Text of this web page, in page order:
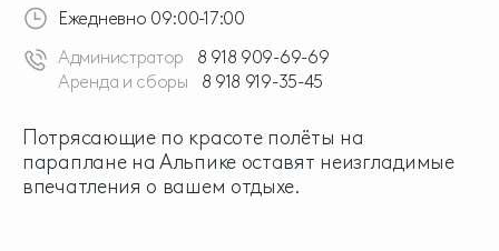
Ежедневно 09:00-17:00
Администратор
8 918 909-69-69
Аренда и сборы
8 918 919-35-45
Потрясающие по красоте полёты на
параплане на Альпике оставят неизгладимые
впечатления о вашем отдыхе.